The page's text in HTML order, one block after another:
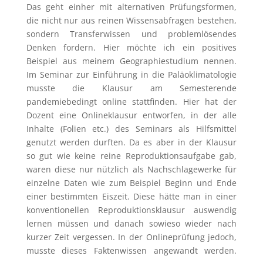
Das geht einher mit alternativen Prüfungsformen,
die nicht nur aus reinen Wissensabfragen bestehen,
sondern Transferwissen und problemlösendes
Denken fordern. Hier möchte ich ein positives
Beispiel aus meinem Geographiestudium nennen.
Im Seminar zur Einführung in die Paläoklimatologie
musste die Klausur am Semesterende
pandemiebedingt online stattfinden. Hier hat der
Dozent eine Onlineklausur entworfen, in der alle
Inhalte (Folien etc.) des Seminars als Hilfsmittel
genutzt werden durften. Da es aber in der Klausur
so gut wie keine reine Reproduktionsaufgabe gab,
waren diese nur nützlich als Nachschlagewerke für
einzelne Daten wie zum Beispiel Beginn und Ende
einer bestimmten Eiszeit. Diese hätte man in einer
konventionellen Reproduktionsklausur auswendig
lernen müssen und danach sowieso wieder nach
kurzer Zeit vergessen. In der Onlineprüfung jedoch,
musste dieses Faktenwissen angewandt werden.